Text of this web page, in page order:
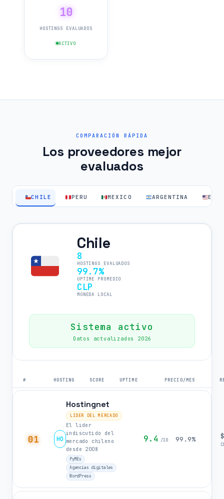
10
HOSTINGS EVALUADOS
ACTIVO
COMPARACIÓN RÁPIDA
Los proveedores mejor
evaluados
CHILE PERU MEXICO ARGENTINA EEUU
Chile
8
HOSTINGS EVALUADOS
99.7%
UPTIME PROMEDIO
CLP
MONEDA LOCAL
Sistema activo
Datos actualizados 2026
# HOSTING SCORE UPTIME PRECIO/MES
01 HO
Hostingnet
LIDER DEL MERCADO
El lider
indiscutido del
mercado chileno
desde 2008
PyMEs
Agencias digitales
WordPress
9.4 /10 99.9%